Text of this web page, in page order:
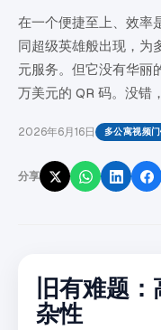
在一个便捷至上、效率
同超级英雄般出现，为
元服务。但它没有华丽
万美元的 QR 码。没错
2026年6月16日 多公寓视频
分享
旧有难题
杂性